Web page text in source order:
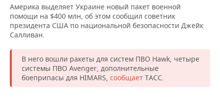
КОРОЛИ ГОСЗАКАЗА ПФО
ВУЗЫ ТАТАРСТАНА
КОМУ ПРИНАДЛЕЖАТ
ТОРГОВЫЕ ЦЕНТРЫ
ТАТАРСТАНА
ФИНАНСЫ
БАНКИ
БЮДЖЕТ
ИНВЕСТИЦИИ
НОВОСТИ
ПРОМЫШЛЕННОСТИ
АГРОПРОМ
МАШИНОСТРОЕНИЕ
НЕФТЕХИМИЯ
НЕДВИЖИМОСТЬ
НОВОСТИ НЕДВИЖИМОСТИ
АВТО
НОВОСТИ АВТО
БИЗНЕС
НОВОСТИ БИЗНЕСА
ТЕХНОЛОГИИ
Америка выделяет Украине новый пакет военной
помощи на $400 млн, об этом сообщил советник
президента США по национальной безопасности Джейк
Салливан.
В него вошли ракеты для систем ПВО Hawk, четыре
системы ПВО Avenger, дополнительные
боеприпасы для HIMARS, сообщает ТАСС.